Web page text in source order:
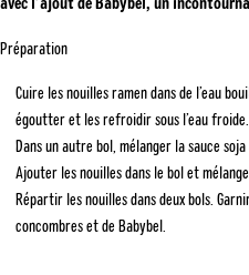
avec l’ajout de Babybel, un
Préparation
Cuire les nouilles ramen dans de l’eau
égoutter et les refroidir sous l’eau froide.
Dans un autre bol, mélanger la sauce
Ajouter les nouilles dans le bol et
Répartir les nouilles dans deux bols.
concombres et de Babybel.